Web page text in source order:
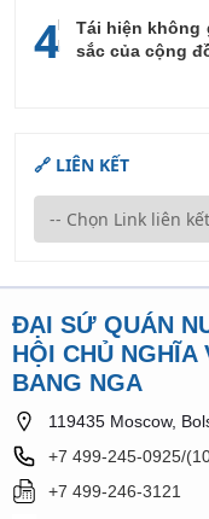
4
Tái hiện không
sắc của cộng
🔗 LIÊN KẾT
ĐẠI SỨ QUÁN
HỘI CHỦ NGHĨA
BANG NGA
119435 Moscow,
+7 499-245-0925/
+7 499-246-3121